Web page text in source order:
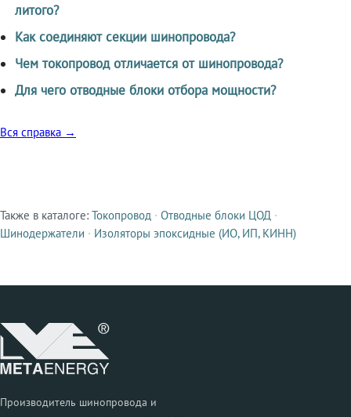
литого?
Как соединяют секции шинопровода?
Чем токопровод отличается от шинопровода?
Для чего отводные блоки отбора мощности?
Вся справка →
Смежные продукты
Также в каталоге: Токопровод · Отводные блоки ЦОД ·
Шинодержатели · Изоляторы эпоксидные (ИО, ИП, КИНН)
Производитель шинопровода и